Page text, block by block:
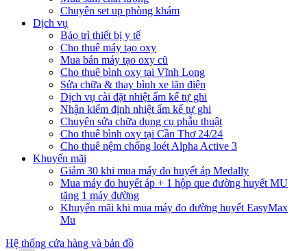
Chuyên set up phòng khám
Dịch vụ
Bảo trì thiết bị y tế
Cho thuê máy tạo oxy
Mua bán máy tạo oxy cũ
Cho thuê bình oxy tại Vĩnh Long
Sửa chữa & thay bình xe lăn điện
Dịch vụ cài đặt nhiệt ẩm kế tự ghi
Nhận kiểm định nhiệt ẩm kế tự ghi
Chuyên sửa chữa dụng cụ phẫu thuật
Cho thuê bình oxy tại Cần Thơ 24/24
Cho thuê nệm chống loét Alpha Active 3
Khuyến mãi
Giảm 30 khi mua máy đo huyết áp Medally
Mua máy đo huyết áp + 1 hộp que đường huyết MU
tặng 1 máy đường
Khuyến mãi khi mua máy đo đường huyết EasyMax
Mu
Hệ thống cửa hàng và bản đồ